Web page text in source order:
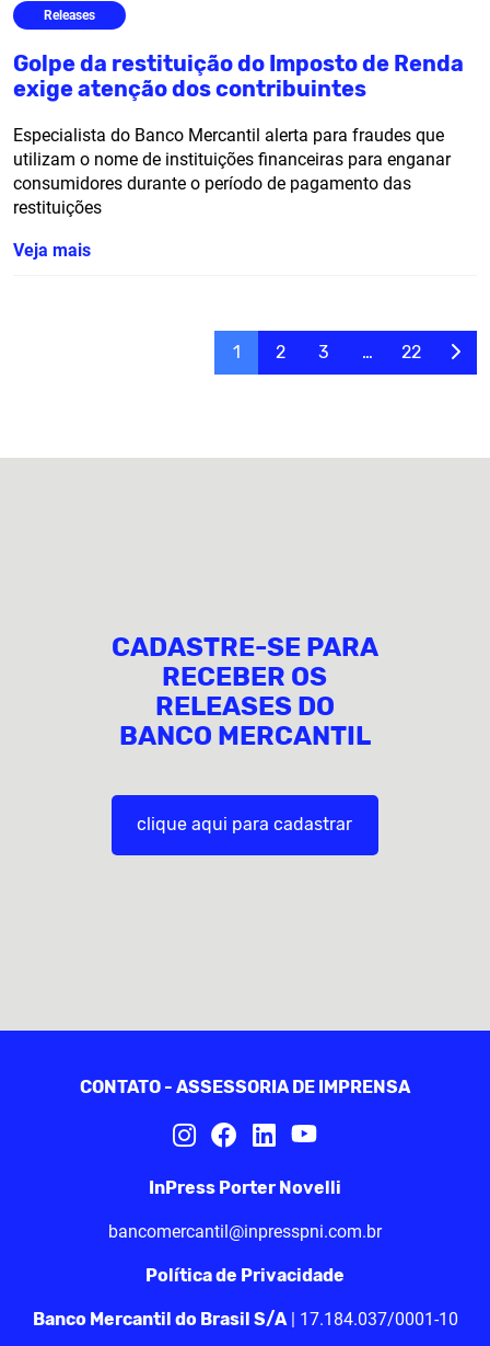
Releases
Golpe da restituição do Imposto de Renda
exige atenção dos contribuintes
Especialista do Banco Mercantil alerta para fraudes que
utilizam o nome de instituições financeiras para enganar
consumidores durante o período de pagamento das
restituições
Veja mais
1 2 3 … 22
CADASTRE-SE PARA
RECEBER OS
RELEASES DO
BANCO MERCANTIL
clique aqui para cadastrar
CONTATO - ASSESSORIA DE IMPRENSA
InPress Porter Novelli
bancomercantil@inpresspni.com.br
Política de Privacidade
Banco Mercantil do Brasil S/A| 17.184.037/0001-10